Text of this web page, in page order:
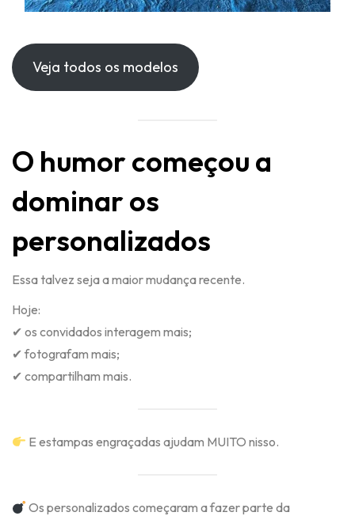
Veja todos os modelos
O humor começou a
dominar os
personalizados
Essa talvez seja a maior mudança recente.
Hoje:
✔ os convidados interagem mais;
✔ fotografam mais;
✔ compartilham mais.
E estampas engraçadas ajudam MUITO nisso.
Os personalizados começaram a fazer parte da